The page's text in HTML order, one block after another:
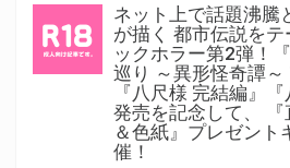
ネット上で話題沸騰
が描く 都市伝説を
ックホラー第2弾！
巡り ～異形怪奇譚～
『八尺様 完結編』
発売を記念して、
＆色紙』プレゼント
催！